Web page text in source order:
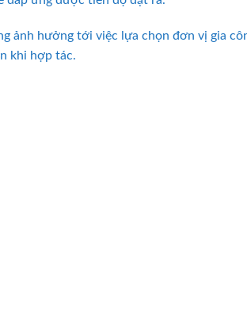
ảnh hưởng tới việc lựa chọn đơn vị gia
khi hợp tác.